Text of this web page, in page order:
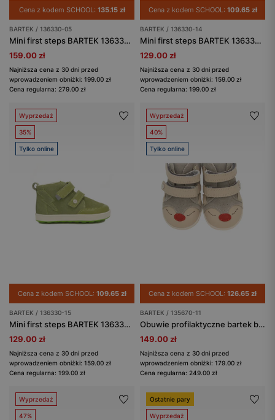
Cena z kodem SCHOOL: 135.15 zł
BARTEK / 136330-05
Mini first steps BARTEK 136330-05, czarno-szary
159.00 zł
Najniższa cena z 30 dni przed
wprowadzeniem obniżki: 199.00 zł
Cena regularna: 279.00 zł
Cena z kodem SCHOOL: 109.65 zł
BARTEK / 136330-14
Mini first steps BARTEK 136330-14, szary
129.00 zł
Najniższa cena z 30 dni przed
wprowadzeniem obniżki: 159.00 zł
Cena regularna: 199.00 zł
Wyprzedaż
35%
Tylko online
Cena z kodem SCHOOL: 109.65 zł
BARTEK / 136330-15
Mini first steps BARTEK 136330-15, zielony
129.00 zł
Najniższa cena z 30 dni przed
wprowadzeniem obniżki: 159.00 zł
Cena regularna: 199.00 zł
Wyprzedaż
40%
Tylko online
Cena z kodem SCHOOL: 126.65 zł
BARTEK / 135670-11
Obuwie profilaktyczne bartek baby BARTEK 135670-11, beżowy
149.00 zł
Najniższa cena z 30 dni przed
wprowadzeniem obniżki: 179.00 zł
Cena regularna: 249.00 zł
Wyprzedaż
47%
Ostatnie pary
Wyprzedaż